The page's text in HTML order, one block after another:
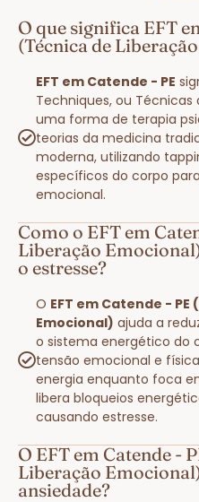
O que significa EFT
(Técnica de
EFT em Catende - PE
Techniques, ou Técnicas
uma forma de terapia
teorias da medicina
moderna, utilizando
específicos do corpo
emocional.
Como o EFT em
Liberação
o estresse?
O EFT em Catende -
Emocional) ajuda a
o sistema energético do
tensão emocional e
energia enquanto foca
libera bloqueios
causando estresse.
O EFT em Catende -
Liberação
ansiedade?